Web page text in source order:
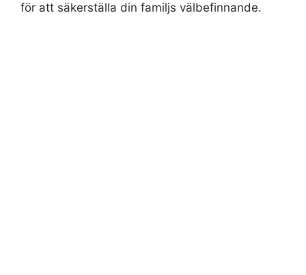
för att säkerställa din familjs välbefinnande.